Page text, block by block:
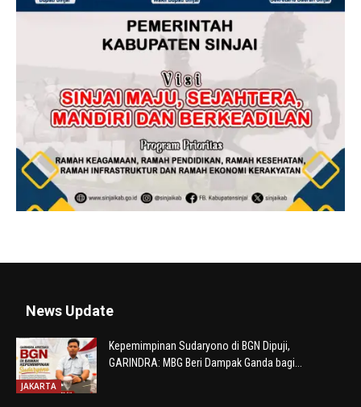
News Update
JAKARTA
Kepemimpinan Sudaryono di BGN Dipuji,
GARINDRA: MBG Beri Dampak Ganda bagi...